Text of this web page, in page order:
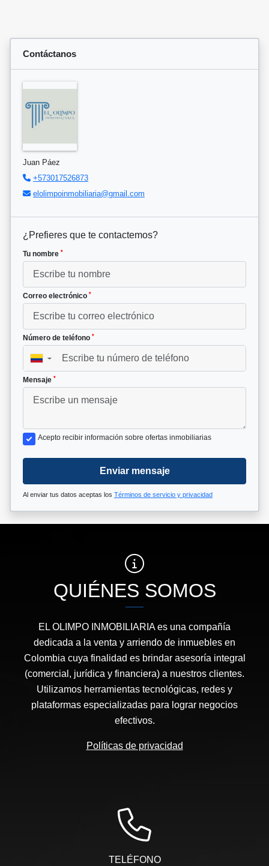
Contáctanos
Juan Páez
+573017526873
elolimpoinmobiliaria@gmail.com
¿Prefieres que te contactemos?
Tu nombre *
Correo electrónico *
Número de teléfono *
▼
Mensaje *
Acepto recibir información sobre ofertas inmobiliarias
Enviar mensaje
Al enviar tus datos aceptas los Términos de servicio y privacidad
QUIÉNES SOMOS
EL OLIMPO INMOBILIARIA es una compañía
dedicada a la venta y arriendo de inmuebles en
Colombia cuya finalidad es brindar asesoría integral
(comercial, jurídica y financiera) a nuestros clientes.
Utilizamos herramientas tecnológicas, redes y
plataformas especializadas para lograr negocios
efectivos.
Políticas de privacidad
TELÉFONO